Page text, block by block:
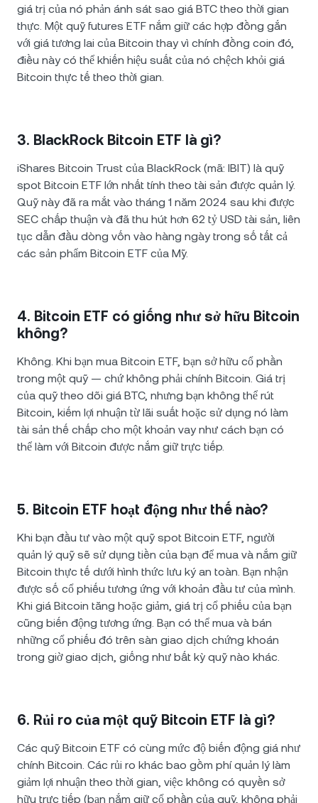
giá trị của nó phản ánh sát sao giá BTC theo thời gian
thực. Một quỹ futures ETF nắm giữ các hợp đồng gắn
với giá tương lai của Bitcoin thay vì chính đồng coin đó,
điều này có thể khiến hiệu suất của nó chệch khỏi giá
Bitcoin thực tế theo thời gian.
3. BlackRock Bitcoin ETF là gì?
iShares Bitcoin Trust của BlackRock (mã: IBIT) là quỹ
spot Bitcoin ETF lớn nhất tính theo tài sản được quản lý.
Quỹ này đã ra mắt vào tháng 1 năm 2024 sau khi được
SEC chấp thuận và đã thu hút hơn 62 tỷ USD tài sản, liên
tục dẫn đầu dòng vốn vào hàng ngày trong số tất cả
các sản phẩm Bitcoin ETF của Mỹ.
4. Bitcoin ETF có giống như sở hữu Bitcoin
không?
Không. Khi bạn mua Bitcoin ETF, bạn sở hữu cổ phần
trong một quỹ — chứ không phải chính Bitcoin. Giá trị
của quỹ theo dõi giá BTC, nhưng bạn không thể rút
Bitcoin, kiếm lợi nhuận từ lãi suất hoặc sử dụng nó làm
tài sản thế chấp cho một khoản vay như cách bạn có
thể làm với Bitcoin được nắm giữ trực tiếp.
5. Bitcoin ETF hoạt động như thế nào?
Khi bạn đầu tư vào một quỹ spot Bitcoin ETF, người
quản lý quỹ sẽ sử dụng tiền của bạn để mua và nắm giữ
Bitcoin thực tế dưới hình thức lưu ký an toàn. Bạn nhận
được số cổ phiếu tương ứng với khoản đầu tư của mình.
Khi giá Bitcoin tăng hoặc giảm, giá trị cổ phiếu của bạn
cũng biến động tương ứng. Bạn có thể mua và bán
những cổ phiếu đó trên sàn giao dịch chứng khoán
trong giờ giao dịch, giống như bất kỳ quỹ nào khác.
6. Rủi ro của một quỹ Bitcoin ETF là gì?
Các quỹ Bitcoin ETF có cùng mức độ biến động giá như
chính Bitcoin. Các rủi ro khác bao gồm phí quản lý làm
giảm lợi nhuận theo thời gian, việc không có quyền sở
hữu trực tiếp (bạn nắm giữ cổ phần của quỹ, không phải